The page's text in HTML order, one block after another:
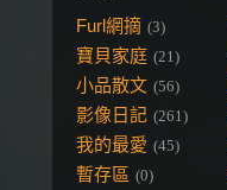
Furl網摘 (3)
寶貝家庭 (21)
小品散文 (56)
影像日記 (261)
我的最愛 (45)
暫存區 (0)